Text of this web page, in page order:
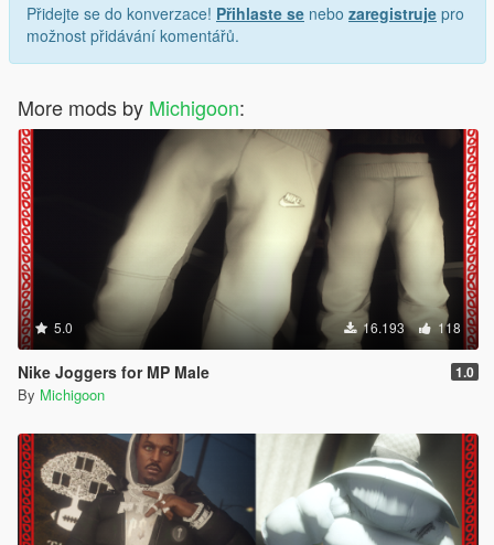
Přidejte se do konverzace! Přihlaste se nebo zaregistruje pro
možnost přidávání komentářů.
More mods by Michigoon:
5.0 16.193 118
Nike Joggers for MP Male 1.0
By Michigoon